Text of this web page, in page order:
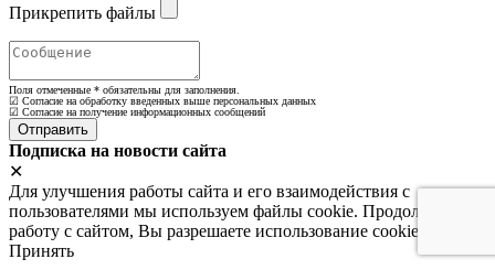
Прикрепить файлы
Поля отмеченные * обязательны для заполнения.
☑ Согласие на обработку введенных выше персональных данных
☑ Согласие на получение информационных сообщений
Подписка на новости сайта
✕
Для улучшения работы сайта и его взаимодействия с
пользователями мы используем файлы cookie. Продолжая
работу с сайтом, Вы разрешаете использование cookie-файлов.
Принять